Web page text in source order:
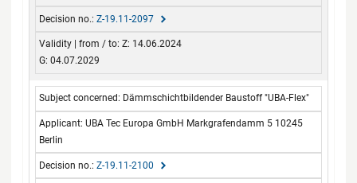
Z-19.11-2097
Z: 14.06.2024
G: 04.07.2029
Dämmschichtbildender Baustoff "UBA-Flex"
UBA Tec Europa GmbH Markgrafendamm 5 10245
Berlin
Z-19.11-2100